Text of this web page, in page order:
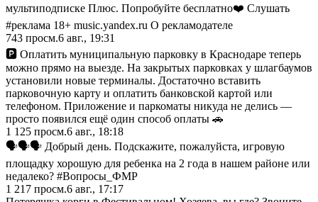
мультиподписке Плюс. Попробуйте бесплатно❤️ Слушать
#реклама 18+ music.yandex.ru О рекламодателе
743 просм.6 авг., 19:31
🅿️ Оплатить муниципальную парковку в Краснодаре теперь
можно прямо на выезде. На закрытых парковках у шлагбаумов
установили новые терминалы. Достаточно вставить
парковочную карту и оплатить банковской картой или
телефоном. Приложение и паркоматы никуда не делись —
просто появился ещё один способ оплаты 🚗
1 125 просм.6 авг., 18:18
🗣️🗣️🗣️ Добрый день. Подскажите, пожалуйста, игровую
площадку хорошую для ребенка на 2 года в нашем районе или
недалеко? #Вопросы_ФМР
1 217 просм.6 авг., 17:17